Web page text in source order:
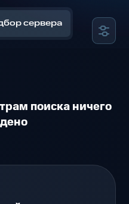
сервера
поиска ничего